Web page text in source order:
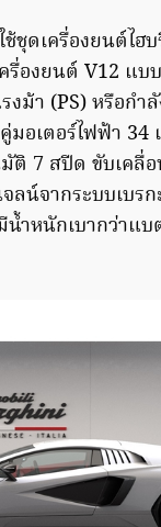
ชุดเครื่องยนต์ไฮ
รื่องยนต์ V12 แ
ม้า (PS) หรือกำ
มอเตอร์ไฟฟ้า 34
ติ 7 สปีด ขับเคลื่
น์จากระบบเบรก
ำหนักเบากว่าแบ